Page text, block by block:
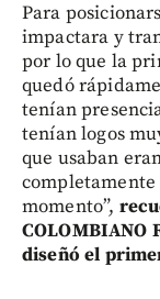
Para
impactara y
por lo que la
quedó
tenían
tenían logos
que usaban
completamente
momento”,
COLOMBIANO
diseñó el